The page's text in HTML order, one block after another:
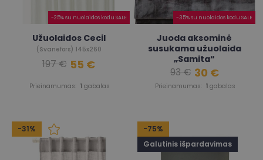
-25% su nuolaidos kodu SALE
Užuolaidos Cecil
(Svanefors) 145x260
Prieinamumas: 1 gabalas
197 € 55 €
-35% su nuolaidos kodu SALE
Juoda aksominė
susukama užuolaida
„Samita“
(Jotex)
Prieinamumas:
1 gabalas
93 € 30 €
-31%
-75%
Galutinis išpardavimas